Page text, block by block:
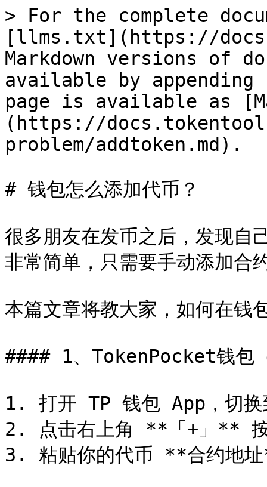
> For the complete
[llms.txt](https://
Markdown versions of
available by
page is available as
(https://
problem/addtoken.md).
# 钱包怎么添加代币？
很多朋友在发币之后，发现自
非常简单，只需要手动添加合
本篇文章将教大家，如何在钱
#### 1、TokenPocket钱包
1. 打开 TP 钱包 App，切换
2. 点击右上角 **「+」**
3. 粘贴你的代币 **合约地